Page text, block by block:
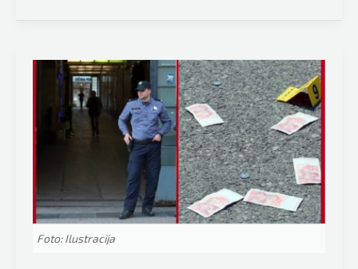
dostavio
Pogledajte
snimak
drske
pljačke
policija
traga
Foto: Ilustracija